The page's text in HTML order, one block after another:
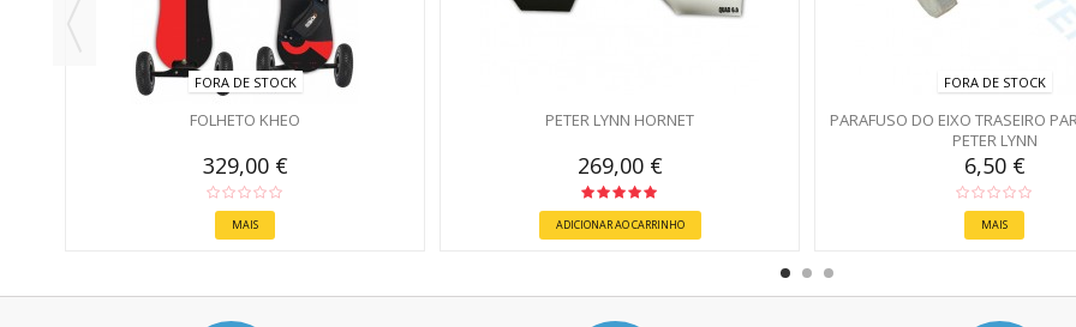
FORA DE STOCK
FOLHETO KHEO
329,00 €
MAIS
PETER LYNN HORNET
269,00 €
ADICIONAR AO CARRINHO
FORA DE STOCK
PARAFUSO DO EIXO TRASEIRO
PETER LYNN
6,50 €
MAIS